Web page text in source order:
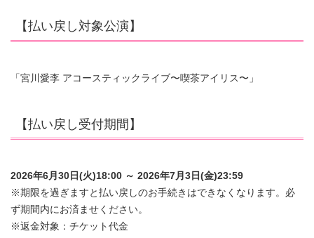
【払い戻し対象公演】
「宮川愛李 アコースティックライブ〜喫茶アイリス〜」
【払い戻し受付期間】
2026年6月30日(火)18:00 ～ 2026年7月3日(金)23:59
※期限を過ぎますと払い戻しのお手続きはできなくなります。必
ず期間内にお済ませください。
※返金対象：チケット代金